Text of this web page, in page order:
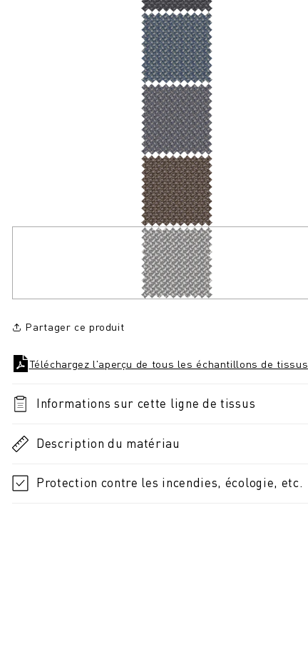
Partager ce produit
Téléchargez l'aperçu de tous les échantillons de tissus
Informations sur cette ligne de tissus
Description du matériau
Protection contre les incendies, écologie, etc.